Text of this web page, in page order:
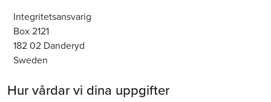
Integritetsansvarig
Box 2121
182 02 Danderyd
Sweden
Hur vårdar vi dina uppgifter